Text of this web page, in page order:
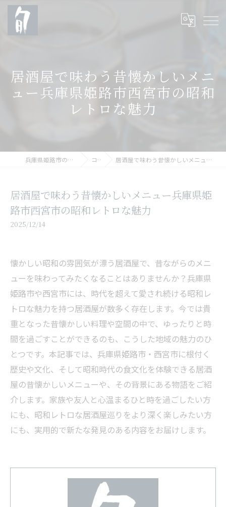
居酒屋で味わう昔懐かしいメニ
ュー兵庫県姫路市西宮市の昭和
レトロな魅力
兵庫県姫路市の居酒屋なら一品酒処 旬 コラム 居酒屋で味わう昔懐かしいメニュー兵庫県姫路市西宮市の昭和レトロな魅力
居酒屋で味わう昔懐かしいメニュー兵庫県姫
路市西宮市の昭和レトロな魅力
2025/12/14
懐かしい昭和の雰囲気が漂う居酒屋で、昔ながらのメニ
ューを味わってみたくなることはありませんか？兵庫県
姫路市や西宮市には、時代を超えて愛され続ける昭和レ
トロな魅力を持つ居酒屋が数多く存在します。今では貴
重となった昔懐かしい料理や空間の中で、ゆったりと時
間を過ごすことができるのも、こうした地域の魅力のひ
とつです。本記事では、兵庫県姫路市・西宮市に根付く
歴史や文化、そして昭和時代の食文化を体験できる居酒
屋の昔懐かしいメニューや、その背景にある物語をご紹
介します。家族や友人と心温まるひと時を過ごしたい方
にも、昭和レトロな居酒屋巡りをより深く楽しみたい方
にも、実用的で新たな発見のある内容をお届けします。